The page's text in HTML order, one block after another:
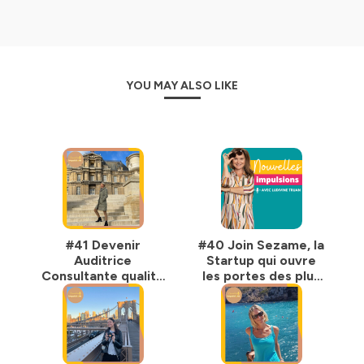
laisser une note 5 étoiles et à partager le podcast.
communauté Copines de Rando (+40.000 membres) .
————————————————————————
Par Ludivine Truan , fondatrice d’ Happy Trek
Happy
(+40.000 membres) .
Hébergé par Ausha. Visitez
ausha.co/politique-de-
confidentialitepour plus d'informations.
YOU MAY ALSO LIKE
#41 Devenir
Auditrice
Consultante qualité
dans le tourisme
avec Joëlle Gilot
#40 Join Sezame, la
Startup qui ouvre
les portes des plus
beaux hôtels (sans
y passer la nuit),
avec Robin Tussiot,
CMO